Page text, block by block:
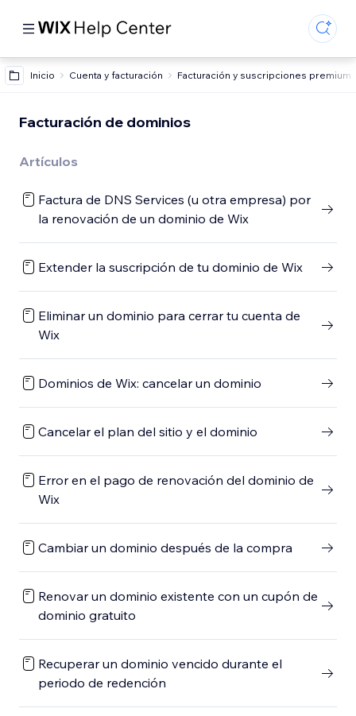
Inicio Cuenta y facturación Facturación y suscripciones premium
Facturación de dominios
Artículos
Factura de DNS Services (u otra empresa) por
la renovación de un dominio de Wix
Extender la suscripción de tu dominio de Wix
Eliminar un dominio para cerrar tu cuenta de
Wix
Dominios de Wix: cancelar un dominio
Cancelar el plan del sitio y el dominio
Error en el pago de renovación del dominio de
Wix
Cambiar un dominio después de la compra
Renovar un dominio existente con un cupón de
dominio gratuito
Recuperar un dominio vencido durante el
periodo de redención